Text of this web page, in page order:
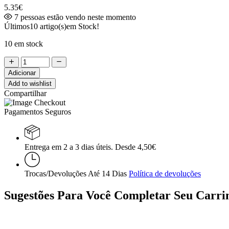
5.35€
7 pessoas estão vendo neste momento
Últimos10 artigo(s)em Stock!
10 em stock
Adicionar
Add to wishlist
Compartilhar
Pagamentos Seguros
Entrega em 2 a 3 dias úteis. Desde 4,50€
Trocas/Devoluções Até 14 Dias Política de devoluções
Sugestões Para Você Completar Seu